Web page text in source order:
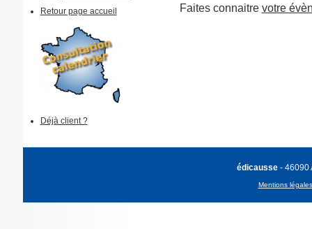
Retour page accueil
Déjà client ?
Faites connaitre votre
édicausse - 46090
Mentions légales